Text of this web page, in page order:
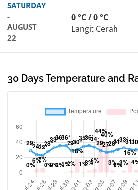
SATURDAY
-
AUGUST
22
0 °C / 0 °C
Langit Cerah
30 Days Temperature and